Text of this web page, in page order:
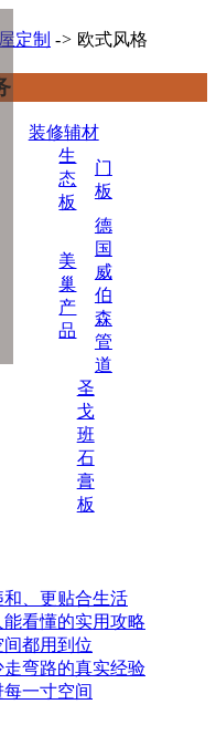
定制 -> 欧式风格
装修辅材
生
态
板
门
板
美
巢
产
品
德
国
威
伯
森
管
道
圣
戈
班
石
膏
板
、更贴合生活
看懂的实用攻略
都用到位
弯路的真实经验
一寸空间